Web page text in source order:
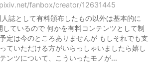
fanbox/creator/12631445
誌として有料頒布したもの以外は基本的に
ているので 何かを有料コンテンツとして制
定は今のところありませんが もしそれでも支
ていただける方がいらっしゃいましたら嬉し
ンツについて、こういったモノが...